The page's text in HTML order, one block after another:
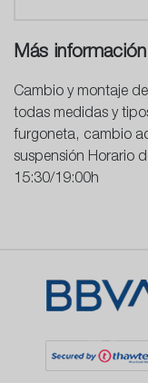
Más información
Cambio y montaje
todas medidas y
furgoneta, cambio
suspensión Horario
15:30/19:00h